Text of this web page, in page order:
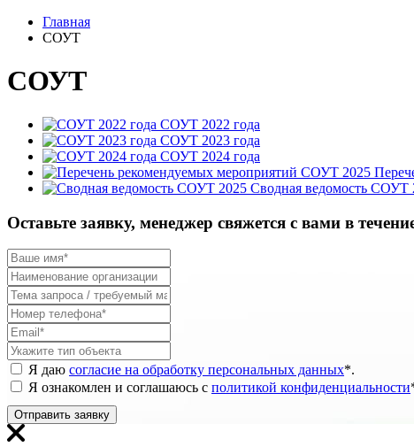
Главная
СОУТ
СОУТ
СОУТ 2022 года
СОУТ 2023 года
СОУТ 2024 года
Сводная ведомость СОУТ
Оставьте заявку, менеджер свяжется с вами в
Я даю согласие на обработку персональных данных*.
Я ознакомлен и соглашаюсь с политикой конфиденциальности
Отправить заявку